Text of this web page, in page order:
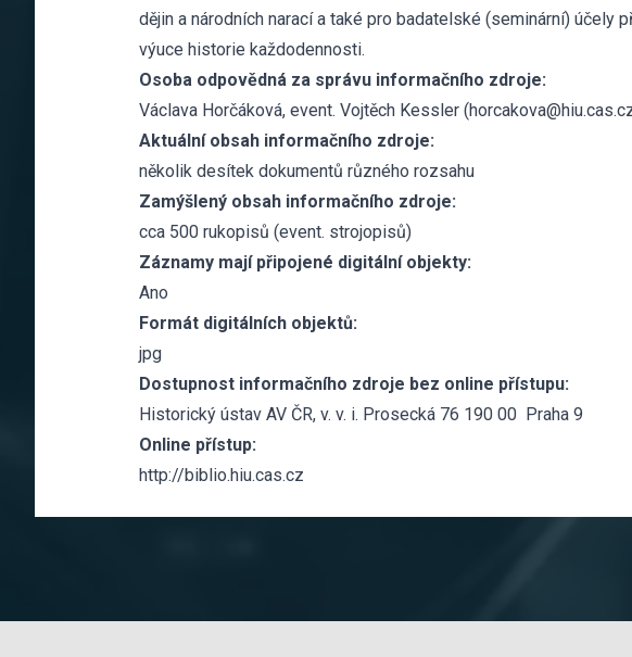
dějin a národních narací a také pro badatelské (seminární) účely
výuce historie každodennosti.
Osoba odpovědná za správu informačního zdroje:
Václava Horčáková, event. Vojtěch Kessler
Aktuální obsah informačního zdroje:
několik desítek dokumentů různého rozsahu
Zamýšlený obsah informačního zdroje:
cca 500 rukopisů (event. strojopisů)
Záznamy mají připojené digitální objekty:
Ano
Formát digitálních objektů:
jpg
Dostupnost informačního zdroje bez online přístupu:
Historický ústav AV ČR, v. v. i. Prosecká 76 190 00 Praha 9
Online přístup:
http://biblio.hiu.cas.cz